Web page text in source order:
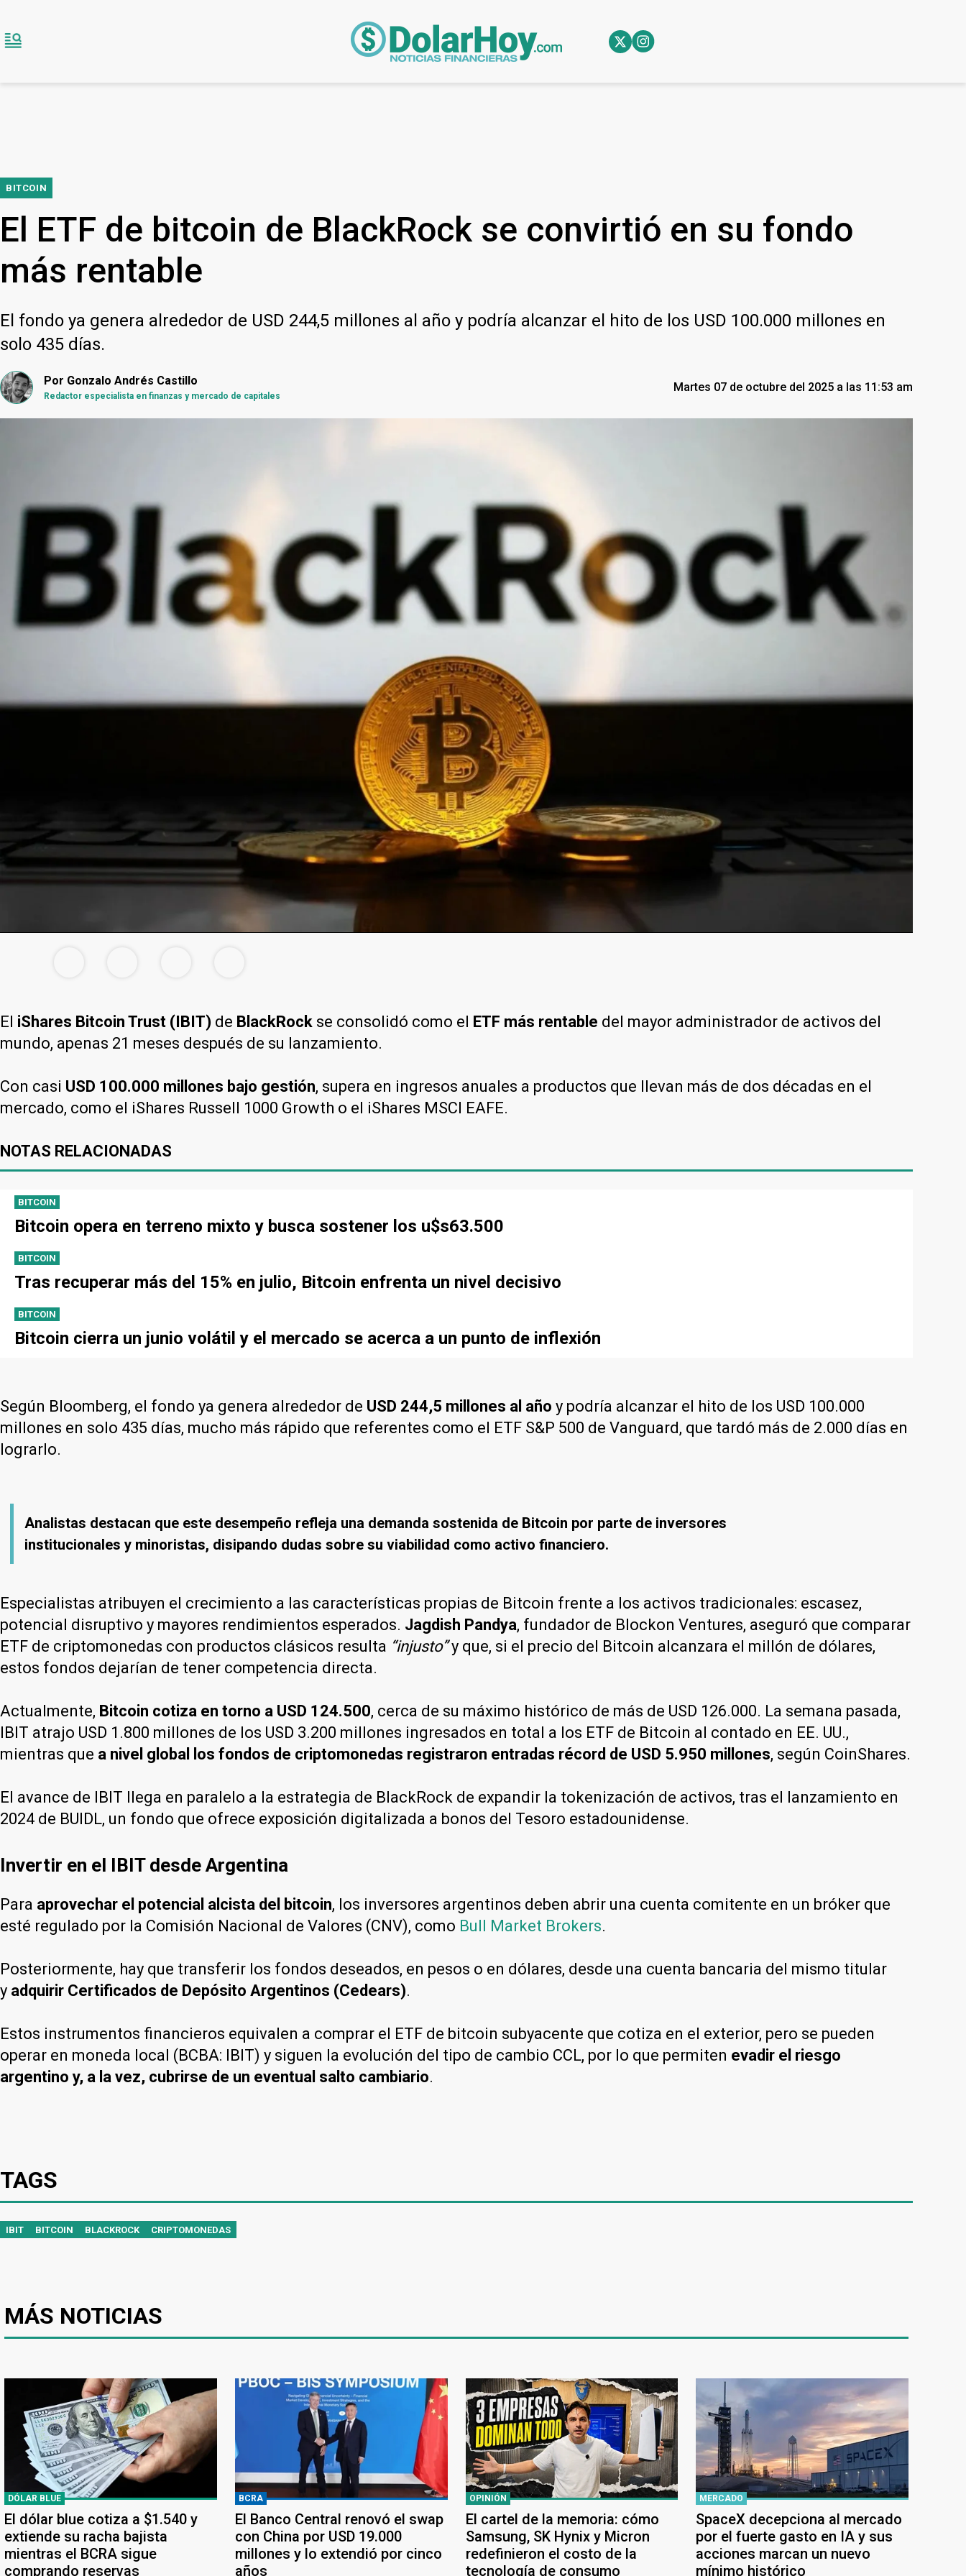
BITCOIN
El ETF de bitcoin de BlackRock se convirtió en su fondo
más rentable
El fondo ya genera alrededor de USD 244,5 millones al año y podría alcanzar el hito de los USD 100.000 millones en
solo 435 días.
Por Gonzalo Andrés Castillo
Redactor especialista en finanzas y mercado de capitales
Martes 07 de octubre del 2025 a las 11:53 am
El iShares Bitcoin Trust (IBIT) de BlackRock se consolidó como el ETF más rentable del mayor administrador de activos del
mundo, apenas 21 meses después de su lanzamiento.
Con casi USD 100.000 millones bajo gestión, supera en ingresos anuales a productos que llevan más de dos décadas en el
mercado, como el iShares Russell 1000 Growth o el iShares MSCI EAFE.
NOTAS RELACIONADAS
BITCOIN
Bitcoin opera en terreno mixto y busca sostener los u$s63.500
BITCOIN
Tras recuperar más del 15% en julio, Bitcoin enfrenta un nivel decisivo
BITCOIN
Bitcoin cierra un junio volátil y el mercado se acerca a un punto de inflexión
Según Bloomberg, el fondo ya genera alrededor de USD 244,5 millones al año y podría alcanzar el hito de los USD 100.000
millones en solo 435 días, mucho más rápido que referentes como el ETF S&P 500 de Vanguard, que tardó más de 2.000 días en
lograrlo.
Analistas destacan que este desempeño refleja una demanda sostenida de Bitcoin por parte de inversores
institucionales y minoristas, disipando dudas sobre su viabilidad como activo financiero.
Especialistas atribuyen el crecimiento a las características propias de Bitcoin frente a los activos tradicionales: escasez,
potencial disruptivo y mayores rendimientos esperados. Jagdish Pandya, fundador de Blockon Ventures, aseguró que comparar
ETF de criptomonedas con productos clásicos resulta “injusto”y que, si el precio del Bitcoin alcanzara el millón de dólares,
estos fondos dejarían de tener competencia directa.
Actualmente, Bitcoin cotiza en torno a USD 124.500, cerca de su máximo histórico de más de USD 126.000. La semana pasada,
IBIT atrajo USD 1.800 millones de los USD 3.200 millones ingresados en total a los ETF de Bitcoin al contado en EE. UU.,
mientras que a nivel global los fondos de criptomonedas registraron entradas récord de USD 5.950 millones, según CoinShares.
El avance de IBIT llega en paralelo a la estrategia de BlackRock de expandir la tokenización de activos, tras el lanzamiento en
2024 de BUIDL, un fondo que ofrece exposición digitalizada a bonos del Tesoro estadounidense.
Invertir en el IBIT desde Argentina
Para aprovechar el potencial alcista del bitcoin, los inversores argentinos deben abrir una cuenta comitente en un bróker que
esté regulado por la Comisión Nacional de Valores (CNV), como Bull Market Brokers.
Posteriormente, hay que transferir los fondos deseados, en pesos o en dólares, desde una cuenta bancaria del mismo titular
y adquirir Certificados de Depósito Argentinos (Cedears).
Estos instrumentos financieros equivalen a comprar el ETF de bitcoin subyacente que cotiza en el exterior, pero se pueden
operar en moneda local (BCBA: IBIT) y siguen la evolución del tipo de cambio CCL, por lo que permiten evadir el riesgo
argentino y, a la vez, cubrirse de un eventual salto cambiario.
TAGS
IBIT BITCOIN BLACKROCK CRIPTOMONEDAS
MÁS NOTICIAS
DÓLAR BLUE
El dólar blue cotiza a $1.540 y
extiende su racha bajista
mientras el BCRA sigue
comprando reservas
BCRA
El Banco Central renovó el swap
con China por USD 19.000
millones y lo extendió por cinco
años
OPINIÓN
El cartel de la memoria: cómo
Samsung, SK Hynix y Micron
redefinieron el costo de la
tecnología de consumo
MERCADO
SpaceX decepciona al mercado
por el fuerte gasto en IA y sus
acciones marcan un nuevo
mínimo histórico